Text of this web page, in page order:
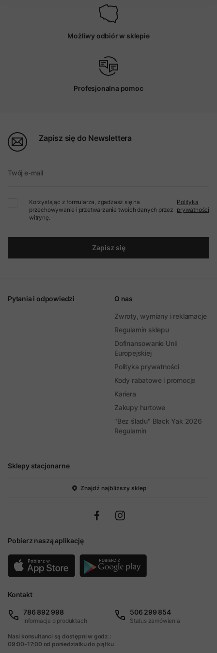
Możliwy odbiór w sklepie
Profesjonalna pomoc
Zapisz się do Newslettera
Twój e-mail
Korzystając z formularza, zgadzasz się na
przechowywanie i przetwarzanie twoich danych przez
witrynę.
Polityka
prywatności
Zapisz się
Sklepy stacjonarne
Znajdź najbliższy sklep
Pobierz naszą aplikację
Pytania i odpowiedzi O nas
Zwroty, wymiany i reklamacje
Regulamin sklepu
Dofinansowanie Unii
Europejskiej
Polityka prywatności
Kody rabatowe i promocje
Kariera
Zakupy hurtowe
"Bez śladu" Black Yak 2026
Regulamin
Kontakt
786 892 998
Informacje o produktach
506 299 854
Status zamówienia
Nasi konsultanci są dostępni w godz.:
09:00-17:00 od poniedziałku do piątku